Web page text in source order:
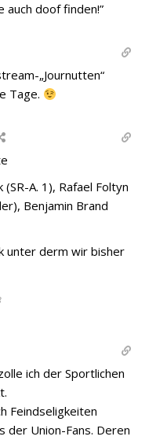
auch doof finden!”
„Journutten“
Tage.
(SR-A. 1), Rafael Foltyn
Benjamin Brand
unter derm wir bisher
ich der Sportlichen
Feindseligkeiten
Union-Fans. Deren